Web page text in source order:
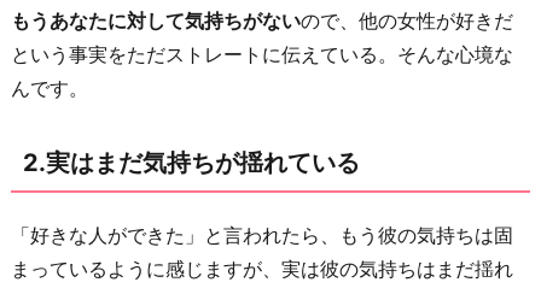
3.
本
当
あ
た
の
もうあなたに対して気持ちがないので、他の女性が好きだ
という事実をただストレートに伝えている。そんな心境な
んです。
2.実はまだ気持ちが揺れている
「好きな人ができた」と言われたら、もう彼の気持ちは固
まっているように感じますが、実は彼の気持ちはまだ揺れ